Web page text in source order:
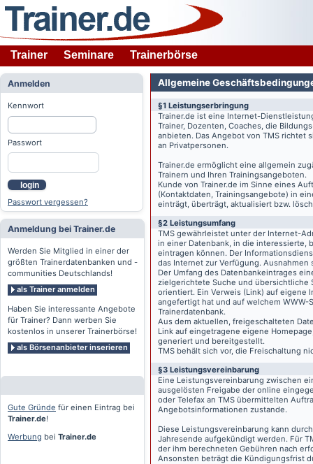
Trainer Seminare Trainerbörse
Anmelden
Kennwort
Passwort
login
Passwort vergessen?
Anmeldung bei Trainer.de
Werden Sie Mitglied in einer der
größten Trainerdatenbanken und -
communities Deutschlands!
als Trainer anmelden
Haben Sie interessante Angebote
für Trainer? Dann werben Sie
kostenlos in unserer Trainerbörse!
als Börsenanbieter inserieren
Gute Gründe für einen Eintrag bei
Trainer.de!
Werbung bei Trainer.de
Allgemeine
§1 Leistungserbringung
Trainer.de ist eine Internet-
Trainer, Dozenten, Coaches, die
anbieten. Das Angebot von TMS richtet
an Privatpersonen.
Trainer.de ermöglicht eine allgemein
Trainern und Ihren Trainingsangeboten.
Kunde von Trainer.de im Sinne eines
(Kontaktdaten, Trainingsangebote) in
einträgt, überträgt, aktualisiert bzw.
§2 Leistungsumfang
TMS gewährleistet unter der Internet-
in einer Datenbank, in die interessierte,
eintragen können. Der
das Internet zur Verfügung.
Der Umfang des Datenbankeintrages
zielgerichtete Suche und übersichtliche
orientiert. Ein Verweis (Link) auf eigene
angefertigt hat und auf welchem
Trainerdatenbank.
Aus dem aktuellen, freigeschalteten
Link auf eingetragene eigene
generiert und bereitgestellt.
TMS behält sich vor, die Freischaltung
§3 Leistungsvereinbarung
Eine Leistungsvereinbarung zwischen
ausgelösten Freigabe der online
oder Telefax an TMS übermittelten
Angebotsinformationen zustande.
Diese Leistungsvereinbarung kann
Jahresende aufgekündigt werden. Für
der ihm berechneten Gebühren nach
Ansonsten beträgt die Kündigungsfrist